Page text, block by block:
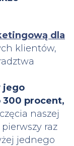
dla
klientów,
jego
300 procent,
naszej
raz
jednego